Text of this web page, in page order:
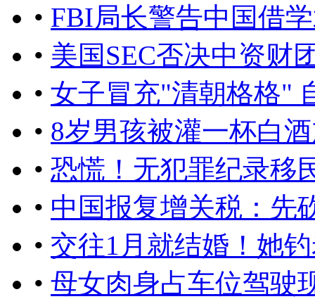
• FBI局长警告中国借
• 美国SEC否决中资财
• 女子冒充"清朝格格"
• 8岁男孩被灌一杯白
• 恐慌！无犯罪纪录移
• 中国报复增关税：先
• 交往1月就结婚！她
• 母女肉身占车位驾驶